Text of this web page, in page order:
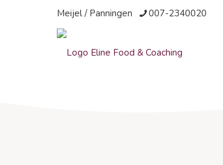
Meijel / Panningen 007-2340020